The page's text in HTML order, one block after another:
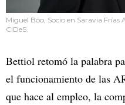
Miguel Bóo, Socio en Saravia
CIDeS.
Bettiol retomó la palabra
el funcionamiento de las
que hace al empleo, la